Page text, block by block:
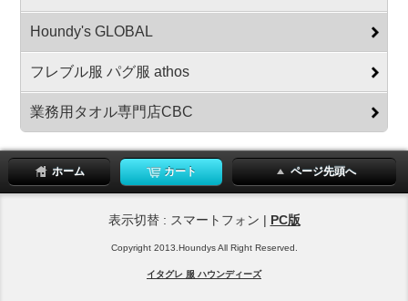
Houndy's GLOBAL
フレブル服 パグ服 athos
業務用タオル専門店CBC
ホーム カート ページ先頭へ
表示切替 : スマートフォン | PC版
Copyright 2013.Houndys All Right Reserved.
イタグレ 服 ハウンディーズ